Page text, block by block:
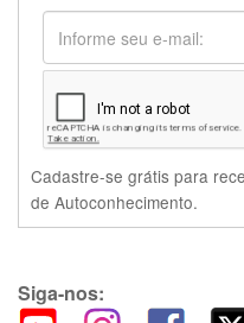
Cadastre-se grátis para
de Autoconhecimento.
Siga-nos: